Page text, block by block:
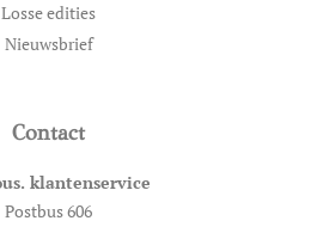
Losse edities
Nieuwsbrief
Contact
klantenservice
Postbus 606